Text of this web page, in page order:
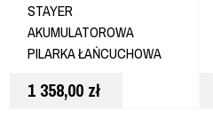
STAYER
AKUMULATOROWA
PILARKA ŁAŃCUCHOWA
2x6Ah OLMO350
1 358,00 zł